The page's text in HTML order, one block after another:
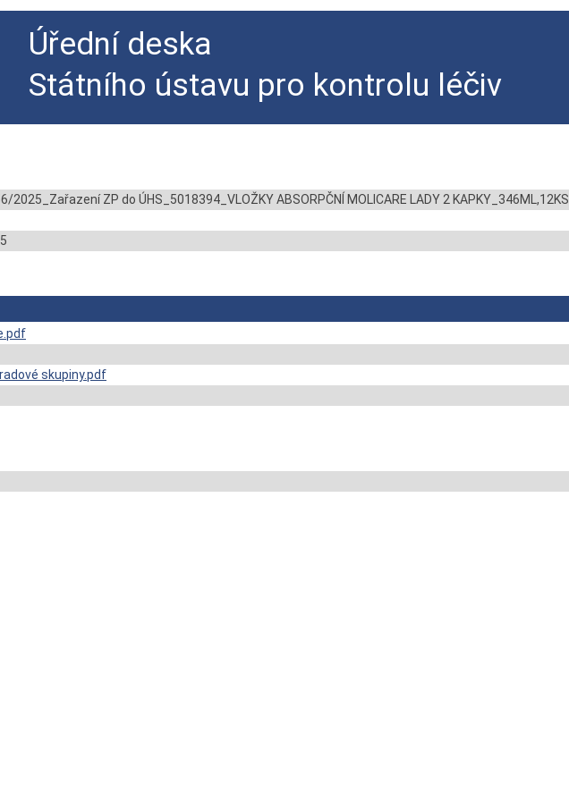
Úřední deska
Státního ústavu pro kontrolu léčiv
2025_Zařazení ZP do ÚHS_5018394_VLOŽKY ABSORPČNÍ MOLICARE LADY 2 KAPKY_346ML,12KS
skupiny.pdf